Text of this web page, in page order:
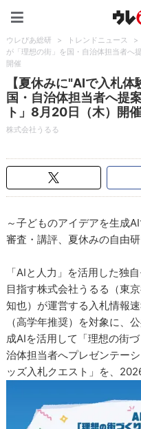
ウレぴあ総研 > トレンドニュース >
が「理想の街」を国・自治体担当者へ
開催
【夏休みに"AIで入札
国・自治体担当者へ提
ト」8月20日（木）開催
株式会社うるる
～子どものアイデアを生成
審査・講評、夏休みの自由
「AIと人力」を活用した独
目指す株式会社うるる（東
知也）が運営する入札情報
（高学年推奨）を対象に、
成AIを活用して「理想の街
治体担当者へプレゼンテー
ッズ入札クエスト」を、